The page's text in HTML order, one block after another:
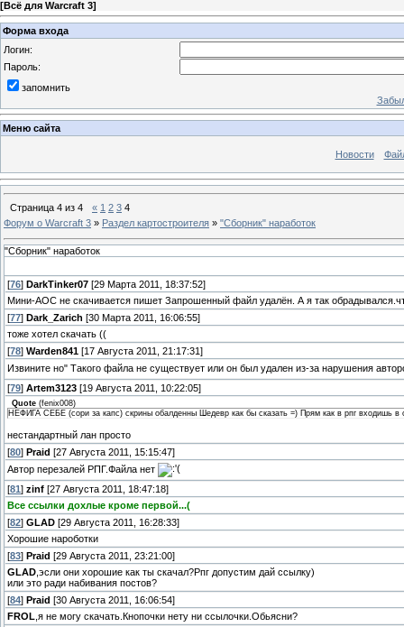
[Всё для Warcraft 3]
Форма входа
Логин:
Пароль:
запомнить
Меню сайта
Новости
Страница 4 из 4 « 1 2 3 4
Форум о Warcraft 3 » Раздел картостроителя » "Сборник" наработок
"Сборник" наработок
[76] DarkTinker07 [29 Марта 2011, 18:37:52]
Мини-АОС не скачивается пишет Запрошенный файл удалён. А я так
[77] Dark_Zarich [30 Марта 2011, 16:06:55]
тоже хотел скачать ((
[78] Warden841 [17 Августа 2011, 21:17:31]
Извините но" Такого файла не существует или он был удален из-за нарушения
[79] Artem3123 [19 Августа 2011, 10:22:05]
Quote (fenix008)
НЕФИГА СЕБЕ (сори за капс) скрины обалденны Шедевр как бы сказать =) Прям как в рпг входишь
нестандартный лан просто
[80] Praid [27 Августа 2011, 15:15:47]
Автор перезалей РПГ.Файла нет
[81 ] zinf [27 Августа 2011, 18:47:18]
Все ссылки дохлые кроме первой...(
[82] GLAD [29 Августа 2011, 16:28:33]
Хорошие нароботки
[83] Praid [29 Августа 2011, 23:21:00]
GLAD ,эсли они хорошие как ты скачал?Рпг допустим дай ссылку)
или это ради набивания постов?
[84] Praid [30 Августа 2011, 16:06:54]
FROL ,я не могу скачать.Кнопочки нету ни ссылочки.Обьясни?